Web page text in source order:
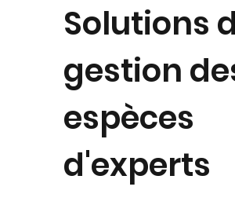
Solutions
gestion
espèces
d'experts